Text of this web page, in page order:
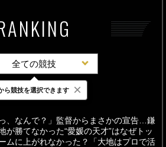
全ての競技
24時間 週間
っ、なんで？」監督からまさかの宣告…鎌
が勝てなかった“愛媛の天才”はなぜトッ
ムに上がれなかった？「大地はプロで活
ら競技を選択できます ×